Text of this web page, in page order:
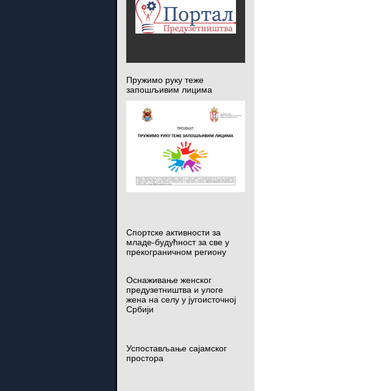
Пружимо руку теже
запошљивим лицима
Спортске активности за
младе-будућност за све у
прекограничном региону
Оснаживање женског
предузетништва и улоге
жена на селу у југоисточној
Србији
Успостављање сајамског
простора